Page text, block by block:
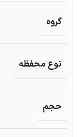
گروه
نوع محفظه
حجم